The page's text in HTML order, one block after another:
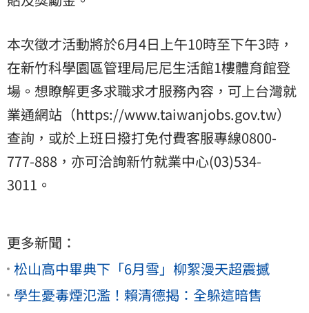
本次徵才活動將於6月4日上午10時至下午3時，
在新竹科學園區管理局尼尼生活館1樓體育館登
場。想瞭解更多求職求才服務內容，可上台灣就
業通網站（https://www.taiwanjobs.gov.tw）
查詢，或於上班日撥打免付費客服專線0800-
777-888，亦可洽詢新竹就業中心(03)534-
3011。
更多新聞：
松山高中畢典下「6月雪」柳絮漫天超震撼
學生憂毒煙氾濫！賴清德揭：全躲這暗售